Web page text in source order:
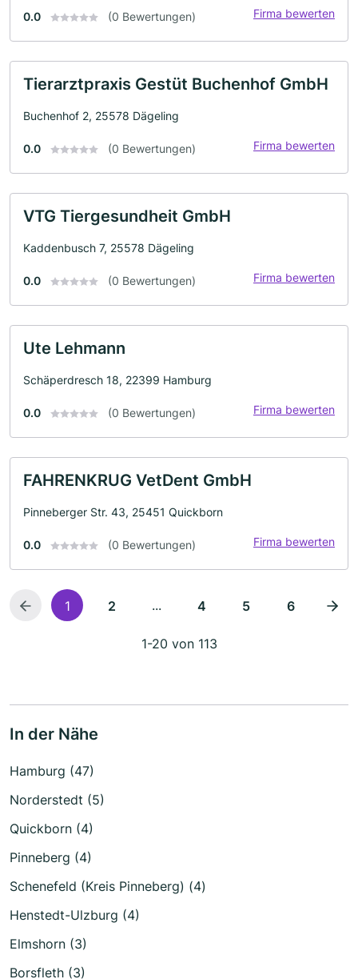
0.0 (0 Bewertungen) Firma bewerten
Tierarztpraxis Gestüt Buchenhof GmbH
Buchenhof 2, 25578 Dägeling
0.0 (0 Bewertungen) Firma bewerten
VTG Tiergesundheit GmbH
Kaddenbusch 7, 25578 Dägeling
0.0 (0 Bewertungen) Firma bewerten
Ute Lehmann
Schäperdresch 18, 22399 Hamburg
0.0 (0 Bewertungen) Firma bewerten
FAHRENKRUG VetDent GmbH
Pinneberger Str. 43, 25451 Quickborn
0.0 (0 Bewertungen) Firma bewerten
1 2 ... 4 5 6
1-20 von 113
In der Nähe
Hamburg (47)
Norderstedt (5)
Quickborn (4)
Pinneberg (4)
Schenefeld (Kreis Pinneberg) (4)
Henstedt-Ulzburg (4)
Elmshorn (3)
Borsfleth (3)